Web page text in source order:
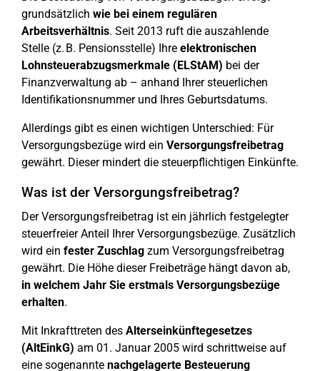
grundsätzlich wie bei einem regulären
Arbeitsverhältnis. Seit 2013 ruft die auszahlende
Stelle (z. B. Pensionsstelle) Ihre elektronischen
Lohnsteuerabzugsmerkmale (ELStAM) bei der
Finanzverwaltung ab – anhand Ihrer steuerlichen
Identifikationsnummer und Ihres Geburtsdatums.
Allerdings gibt es einen wichtigen Unterschied: Für
Versorgungsbezüge wird ein Versorgungsfreibetrag
gewährt. Dieser mindert die steuerpflichtigen Einkünfte.
Was ist der Versorgungsfreibetrag?
Der Versorgungsfreibetrag ist ein jährlich festgelegter
steuerfreier Anteil Ihrer Versorgungsbezüge. Zusätzlich
wird ein fester Zuschlag zum Versorgungsfreibetrag
gewährt. Die Höhe dieser Freibeträge hängt davon ab,
in welchem Jahr Sie erstmals Versorgungsbezüge
erhalten.
Mit Inkrafttreten des Alterseinkünftegesetzes
(AltEinkG) am 01. Januar 2005 wird schrittweise auf
eine sogenannte nachgelagerte Besteuerung